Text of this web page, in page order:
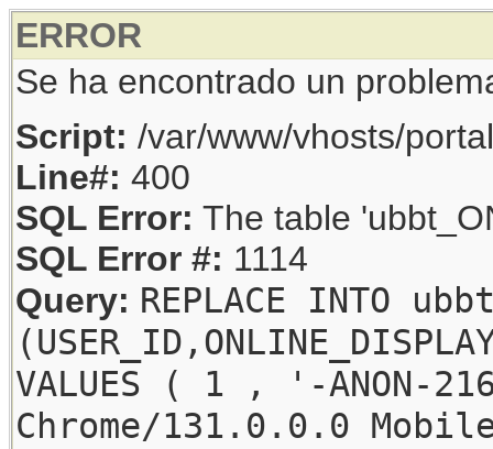
ERROR
Se ha encontrado un
Script: /var/www/vhosts/
Line#: 400
SQL Error: The table
SQL Error #: 1114
Query: REPLACE INTO
VALUES ( 1 , '-
Chrome/131.0.0.0